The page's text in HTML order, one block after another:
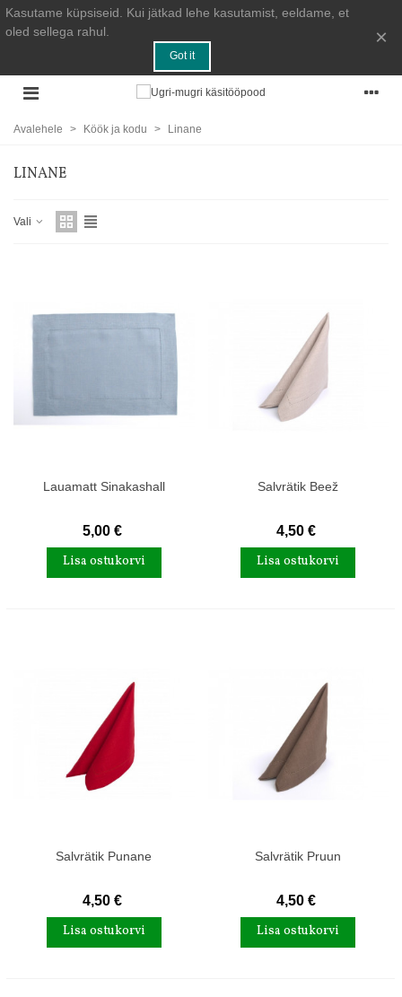
Kasutame küpsiseid. Kui jätkad lehe kasutamist, eeldame, et
oled sellega rahul.
Got it
×
Avalehele > Köök ja kodu > Linane
LINANE
Vali
Lauamatt Sinakashall
5,00 €
Lisa ostukorvi
Salvrätik Beež
4,50 €
Lisa ostukorvi
Salvrätik Punane
4,50 €
Lisa ostukorvi
Salvrätik Pruun
4,50 €
Lisa ostukorvi